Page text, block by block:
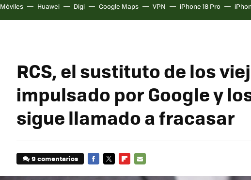
Móviles Huawei Digi Google Maps VPN iPhone 18 Pro
RCS, el sustituto de los
impulsado por Google y
sigue llamado a fracasar
9 comentarios